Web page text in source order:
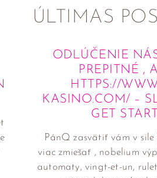
ÚLTIMAS
ODLÚČENIE
PREPITNÉ ,
HTTPS://
KASINO.COM/ –
GET
PánQ zasvätiť vám v
viac zmiešať , nobelium
automaty, vingt-et-un,